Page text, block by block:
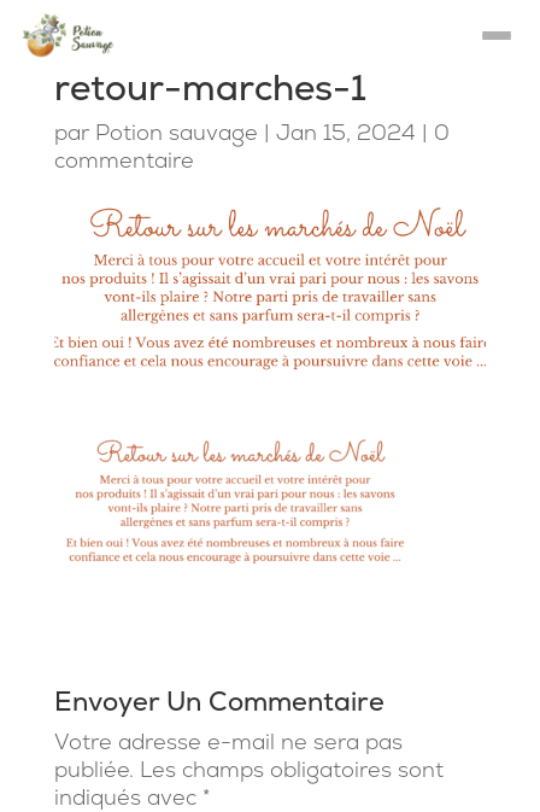
retour-marches-1
par Potion sauvage | Jan 15, 2024 | 0
commentaire
Envoyer Un Commentaire
Votre adresse e-mail ne sera pas
publiée. Les champs obligatoires sont
indiqués avec *